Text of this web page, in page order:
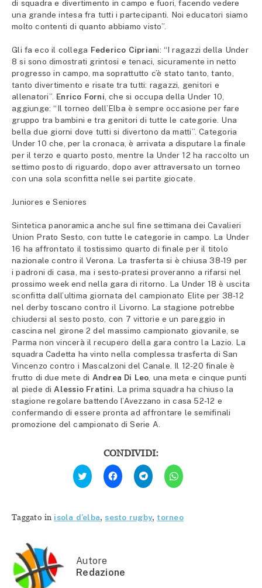
di squadra e divertimento in campo e fuori, facendo vedere
una grande intesa fra tutti i partecipanti. Noi educatori siamo
molto contenti di quanto abbiamo visto”.
Gli fa eco il collega Federico Cipriani: “I ragazzi della Under
8 si sono dimostrati grintosi e tenaci, sicuramente in netto
progresso in campo, ma soprattutto c’è stato tanto, tanto,
tanto divertimento e risate tra tutti: ragazzi, genitori e
allenatori”. Enrico Forni , che si occupa della Under 10,
aggiunge: “Il torneo dell’Elba è sempre occasione per fare
gruppo tra bambini e tra genitori di tutte le categorie. Una
bella due giorni dove tutti si divertono da matti”. Categoria
Under 10 che, per la cronaca, è arrivata a disputare la finale
per il terzo e quarto posto, mentre la Under 12 ha raccolto un
settimo posto di riguardo, dopo aver attraversato un torneo
con una sola sconfitta nelle sei partite giocate.
Juniores e Seniores
Sintetica panoramica anche sul fine settimana dei Cavalieri
Union Prato Sesto, con tutte le categorie in campo. La Under
16 ha affrontato il tostissimo quarto di finale per il titolo
nazionale contro il Verona. La trasferta si è chiusa 38-19 per
i padroni di casa, ma i sesto-pratesi proveranno a rifarsi nel
prossimo week end nella gara di ritorno. La Under 18 è uscita
sconfitta dall’ultima giornata del campionato Elite per 38-12
nel derby toscano contro il Livorno. La stagione potrebbe
chiudersi al sesto posto, con 7 vittorie e un pareggio in
cascina nel girone 2 del massimo campionato giovanile, se
Parma non vincerà il recupero della gara contro la Lazio. La
squadra Cadetta ha vinto nella complessa trasferta di San
Vincenzo contro i Mascalzoni del Canale. Il 12-20 finale è
frutto di due mete di Andrea Di Leo , una meta e cinque punti
al piede di Alessio Fratini . La prima squadra ha chiuso la
stagione regolare battendo l’Avezzano in casa 52-12 e
confermando di essere pronta ad affrontare le semifinali
promozione del campionato di Serie A.
CONDIVIDI:
Fai
clic
qui
Twitter
(Si
finestra)
Fai
clic
per
condividere
(Si
apre
Fai
clic
per
condividere
(Si
apre
Fai
clic
per
(Si
apre
Taggato in isola d'elba, sesto rugby, torneo
Autore
Redazione